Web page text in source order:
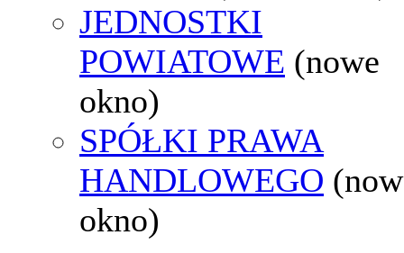
JEDNOSTKI
POWIATOWE (nowe
okno)
SPÓŁKI PRAWA
HANDLOWEGO
okno)